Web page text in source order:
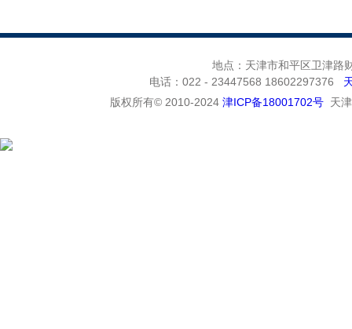
地点：天津市和平区卫津
电话：022 - 23447568 18602297376
版权所有© 2010-2024 津ICP备18001702号 天